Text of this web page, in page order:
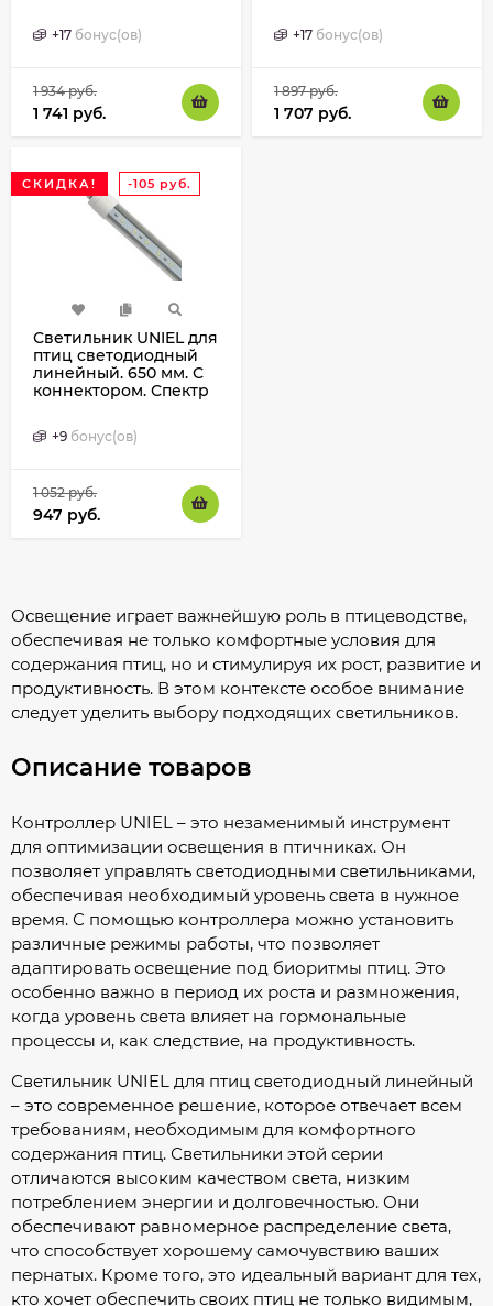
+17 бонус(ов)
1 934руб.
1 741 руб.
+17 бонус(ов)
1 897руб.
1 707 руб.
СКИДКА! -105 руб.
Светильник UNIEL для
птиц светодиодный
линейный. 650 мм. С
коннектором. Спектр
+9 бонус(ов)
1 052руб.
947 руб.
Освещение играет важнейшую роль в птицеводстве,
обеспечивая не только комфортные условия для
содержания птиц, но и стимулируя их рост, развитие и
продуктивность. В этом контексте особое внимание
следует уделить выбору подходящих светильников.
Описание товаров
Контроллер UNIEL – это незаменимый инструмент
для оптимизации освещения в птичниках. Он
позволяет управлять светодиодными светильниками,
обеспечивая необходимый уровень света в нужное
время. С помощью контроллера можно установить
различные режимы работы, что позволяет
адаптировать освещение под биоритмы птиц. Это
особенно важно в период их роста и размножения,
когда уровень света влияет на гормональные
процессы и, как следствие, на продуктивность.
Светильник UNIEL для птиц светодиодный линейный
– это современное решение, которое отвечает всем
требованиям, необходимым для комфортного
содержания птиц. Светильники этой серии
отличаются высоким качеством света, низким
потреблением энергии и долговечностью. Они
обеспечивают равномерное распределение света,
что способствует хорошему самочувствию ваших
пернатых. Кроме того, это идеальный вариант для тех,
кто хочет обеспечить своих птиц не только видимым,